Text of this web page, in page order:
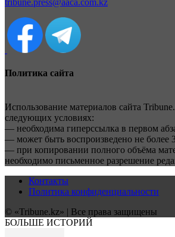
Политика сайта
Использование материалов сайта
следующих условиях:
— необходима гиперссылка в первом
— может быть воспроизведено не более
— при копировании полного объёма
необходимо письменное разрешение
Контакты
Политика конфиденциальности
© «Tribune.kz» | Все права защищены
БОЛЬШЕ ИСТОРИЙ